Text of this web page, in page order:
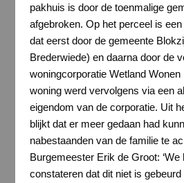
pakhuis is door de toenmalige
afgebroken. Op het perceel is
dat eerst door de gemeente
Brederwiede) en daarna door de
woningcorporatie Wetland
woning werd vervolgens via een
eigendom van de corporatie. Uit
blijkt dat er meer gedaan had
nabestaanden van de familie te
Burgemeester Erik de Groot: ‘We
constateren dat dit niet is